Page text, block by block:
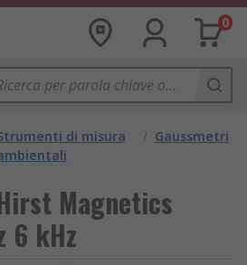
0
di misura
/ Gaussmetri
Magnetics
6 kHz